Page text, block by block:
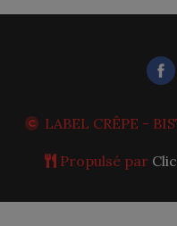
LABEL CRÊPE -
Propulsé par